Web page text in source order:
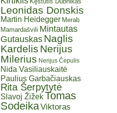
Leonidas Donskis
Martin Heidegger Merab
Mamardašvili Mintautas
Gutauskas Naglis
Kardelis Nerijus
Milerius Nerijus Čepulis
Nida Vasiliauskaitė
Paulius Garbačiauskas
Rita Šerpytytė
Slavoj ŽižekTomas
SodeikaViktoras